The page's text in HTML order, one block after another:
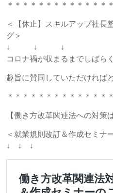
＊＊＊＊＊＊＊＊＊＊＊＊＊
＜【休止】スキルアップ社長
グ＞
↓ ↓ ↓
コロナ禍が収まるまでしばら
趣旨に賛同していただければ
＊＊＊＊＊＊＊＊＊＊＊＊＊
【働き方改革関連法への対策
＜就業規則改訂＆作成セミナ
↓ ↓ ↓